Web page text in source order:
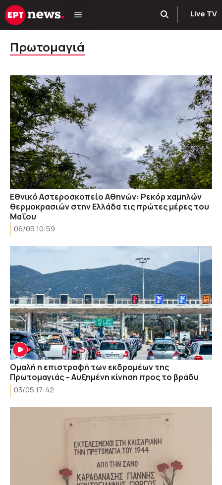
Μετάβαση
σε
Live TV
Πρωτομαγιά
Εθνικό Αστεροσκοπείο Αθηνών: Ρεκόρ χαμηλών
θερμοκρασιών στην Ελλάδα τις πρώτες μέρες του
Μαΐου
06/05 10:59
Ομαλή η επιστροφή των εκδρομέων της
Πρωτομαγιάς – Αυξημένη κίνηση προς το βράδυ
03/05 17:42